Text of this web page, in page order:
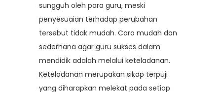
sungguh oleh para guru, meski
penyesuaian terhadap perubahan
tersebut tidak mudah. Cara mudah dan
sederhana agar guru sukses dalam
mendidik adalah melalui keteladanan.
Keteladanan merupakan sikap terpuji
yang diharapkan melekat pada setiap